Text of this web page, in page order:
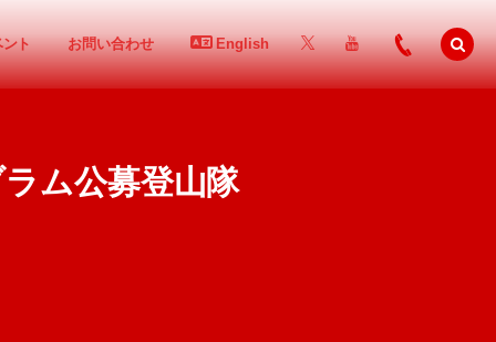
ト お問い合わせ English
ム公募登山隊